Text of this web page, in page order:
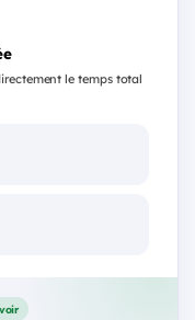
le temps total